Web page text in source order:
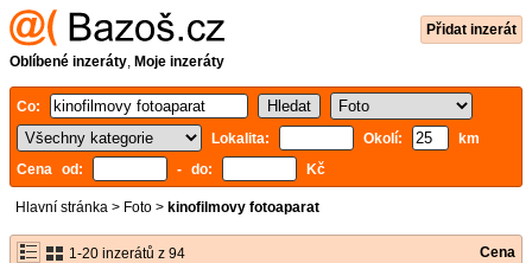
Přidat inzerát
Oblíbené inzeráty, Moje inzeráty
Co:
Lokalita:
Okolí:
km
Cena od:
- do: Kč
Hlavní stránka > Foto > kinofilmovy fotoaparat
1-20 inzerátů z 94 Cena